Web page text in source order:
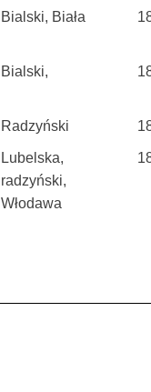
Bialski, Biała
Bialski,
Radzyński
Lubelska,
radzyński,
Włodawa